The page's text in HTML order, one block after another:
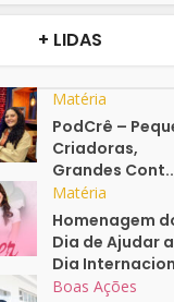
+ LIDAS
Matéria
PodCrê –
Criadoras,
Grandes
Matéria
Homenagem
Dia de Ajudar
Dia
Boas Ações